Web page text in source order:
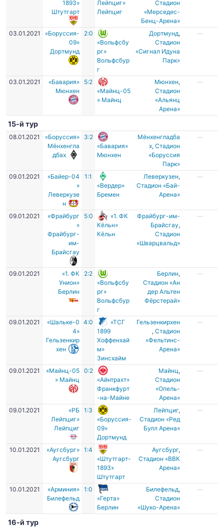
1893»
Штутгарт
Лейпциг»
Лейпциг
Стадион
«Мерседес-
Бенц-Арена»
03.01.2021
«Боруссия-
09»
Дортмунд
2:0
«Вольфсбу
рг»
Вольфсбур
г
Дортмунд,
Стадион
«Сигнал Идуна
Парк»
—
03.01.2021
«Бавария»
Мюнхен
5:2
«Майнц-05
» Майнц
Мюнхен,
Стадион
«Альянц
Арена»
—
15-й тур
08.01.2021
«Боруссия»
Мёнхенгла
дбах
3:2
«Бавария»
Мюнхен
Мёнхенгладба
х,Стадион
«Боруссия
Парк»
—
09.01.2021
«Байер-04
»
Леверкузе
н
1:1
«Вердер»
Бремен
Леверкузен,
Стадион «Бай-
Арена»
—
09.01.2021
«Фрайбург
»
Фрайбург-
им-
Брайсгау
5:0
«1. ФК
Кёльн»
Кёльн
Фрайбург-им-
Брайсгау,
Стадион
«Шварцвальд»
—
09.01.2021
«1. ФК
Унион»
Берлин
2:2
«Вольфсбу
рг»
Вольфсбур
г
Берлин,
Стадион «Ан
дер Альтен
Фёрстерай»
—
09.01.2021
«Шальке-0
4»
Гельзенкир
хен
4:0
«ТСГ
1899
Хоффенхай
м»
Зинсхайм
Гельзенкирхен
,Стадион
«Фельтинс-
Арена»
—
09.01.2021
«Майнц-05
» Майнц
0:2
«Айнтрахт»
Франкфурт
-на-Майне
Майнц ,
Стадион
«Опель-
Арена»
—
09.01.2021
«РБ
Лейпциг»
Лейпциг
1:3
«Боруссия-
09»
Дортмунд
Лейпциг,
Стадион «Ред
Булл Арена»
—
10.01.2021
«Аугсбург»
Аугсбург
1:4
«Штутгарт-
1893»
Штутгарт
Аугсбург,
Стадион «ВВК
Арена»
—
10.01.2021
«Арминия»
Билефельд
1:0
«Герта»
Берлин
Билефельд,
Стадион
«Шуко-Арена»
—
16-й тур